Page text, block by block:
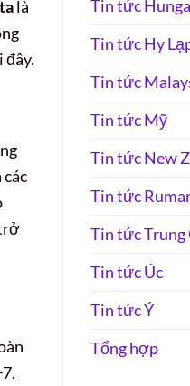
là
đây.
Tin tức
Tin tức Hy
Tin tức
Tin tức Mỹ
Tin tức New
Tin tức
Tin tức Trung
Tin tức Úc
Tin tức Ý
Tổng hợp